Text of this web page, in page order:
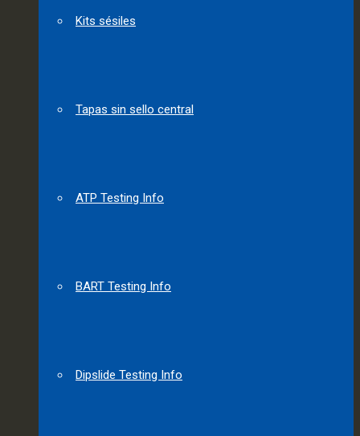
Kits sésiles
Tapas sin sello central
ATP Testing Info
BART Testing Info
Dipslide Testing Info